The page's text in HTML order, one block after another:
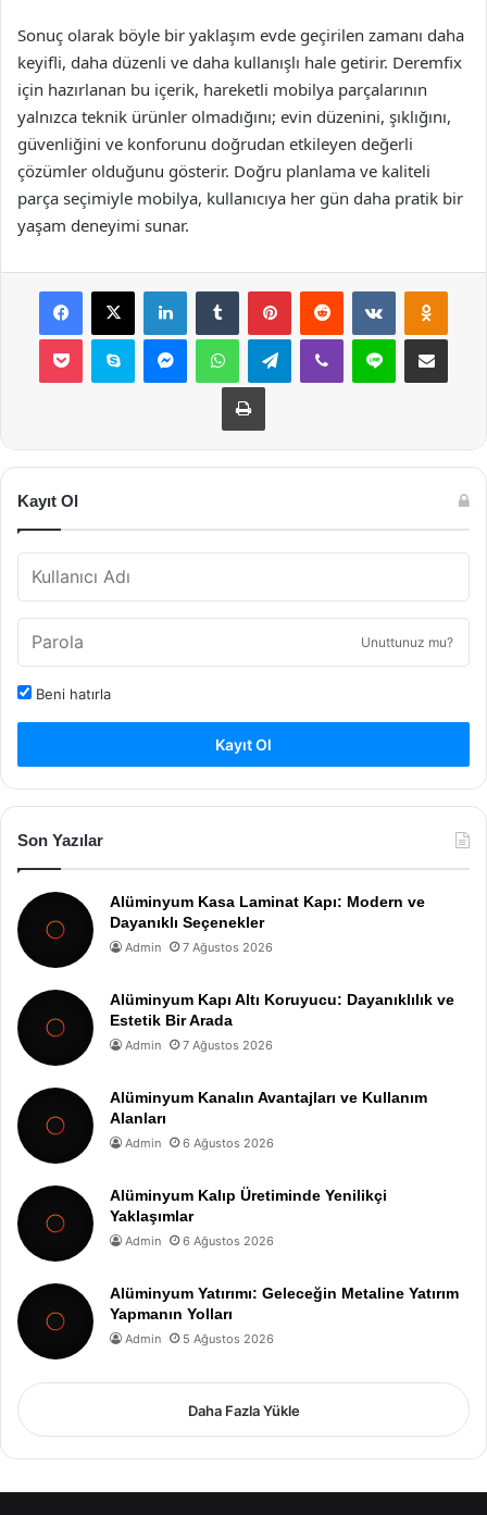
Sonuç olarak böyle bir yaklaşım evde geçirilen zamanı daha
keyifli, daha düzenli ve daha kullanışlı hale getirir. Deremfix
için hazırlanan bu içerik, hareketli mobilya parçalarının
yalnızca teknik ürünler olmadığını; evin düzenini, şıklığını,
güvenliğini ve konforunu doğrudan etkileyen değerli
çözümler olduğunu gösterir. Doğru planlama ve kaliteli
parça seçimiyle mobilya, kullanıcıya her gün daha pratik bir
yaşam deneyimi sunar.
Facebook
X LinkedInTumblr PinterestReddit VKontakte
Pocket Skype MessengerWhatsAppTelegramViber Line E-Posta ile
Yazdır
Kayıt Ol
Unuttunuz mu?
Beni hatırla
Kayıt Ol
Son Yazılar
Alüminyum Kasa Laminat Kapı: Modern ve
Dayanıklı Seçenekler
Admin 7 Ağustos 2026
Alüminyum Kapı Altı Koruyucu: Dayanıklılık ve
Estetik Bir Arada
Admin 7 Ağustos 2026
Alüminyum Kanalın Avantajları ve Kullanım
Alanları
Admin 6 Ağustos 2026
Alüminyum Kalıp Üretiminde Yenilikçi
Yaklaşımlar
Admin 6 Ağustos 2026
Alüminyum Yatırımı: Geleceğin Metaline Yatırım
Yapmanın Yolları
Admin 5 Ağustos 2026
Daha Fazla Yükle